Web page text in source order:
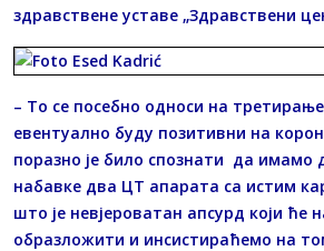
здравствене уставе „Здравствени
– То се посебно односи на
евентуално буду позитивни на
поразно је било спознати да имамо
набавке два ЦТ апарата са истим
што је невјероватан апсурд који ће
образложити и инсистираћемо на